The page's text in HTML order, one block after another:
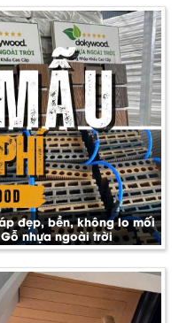
đẹp, bền, không lo mối
Gỗ nhựa ngoài trời